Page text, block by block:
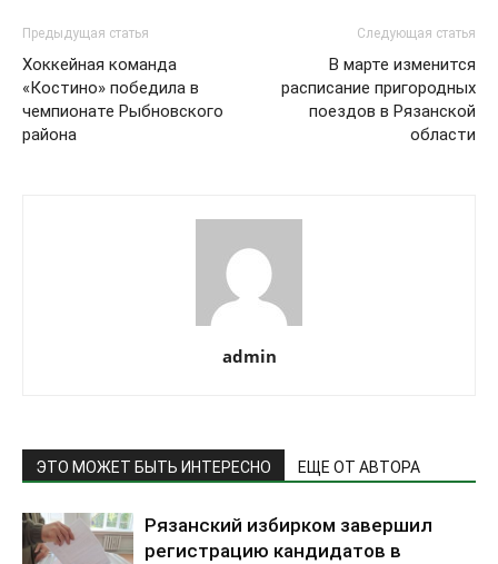
Предыдущая статья
Хоккейная команда
«Костино» победила в
чемпионате Рыбновского
района
Следующая статья
В марте изменится
расписание пригородных
поездов в Рязанской
области
admin
ЭТО МОЖЕТ БЫТЬ ИНТЕРЕСНО ЕЩЕ ОТ АВТОРА
Рязанский избирком завершил
регистрацию кандидатов в